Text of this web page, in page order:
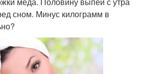
сном. Минус килограмм в